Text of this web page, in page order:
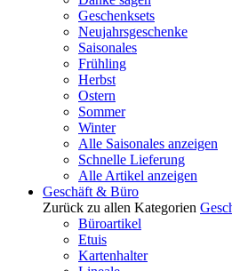
Geschenksets
Neujahrsgeschenke
Saisonales
Frühling
Herbst
Ostern
Sommer
Winter
Alle Saisonales anzeigen
Schnelle Lieferung
Alle Artikel anzeigen
Geschäft & Büro
Zurück zu allen Kategorien
Büroartikel
Etuis
Kartenhalter